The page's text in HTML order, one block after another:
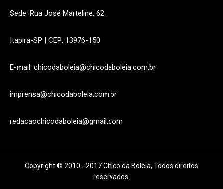
Sede: Rua José Marteline, 62.
Itapira-SP | CEP: 13976-150
E-mail: chicodaboleia@chicodaboleia.com.br
imprensa@chicodaboleia.com.br
redacaochicodaboleia@gmail.com
Copyright © 2010 - 2017 Chico da Boleia, Todos direitos
reservados.